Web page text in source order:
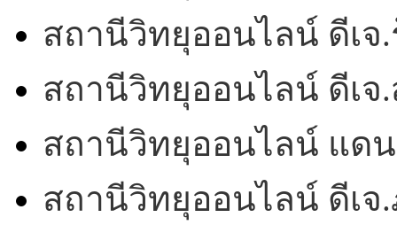
สถานีวิทยุออนไลน์ ดีเจ
สถานีวิทยุออนไลน์ ดีเ
สถานีวิทยุออนไลน์ แดน
สถานีวิทยุออนไลน์ ดีเจ